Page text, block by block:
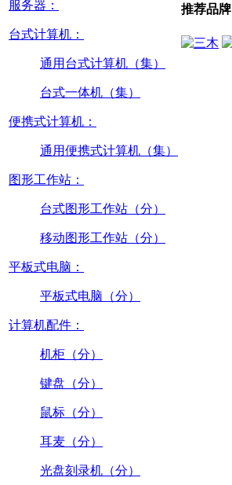
服务器：
台式计算机：
通用台式计算机（集）
台式一体机（集）
便携式计算机：
通用便携式计算机（集）
图形工作站：
台式图形工作站（分）
移动图形工作站（分）
平板式电脑：
平板式电脑（分）
计算机配件：
机柜（分）
键盘（分）
鼠标（分）
耳麦（分）
光盘刻录机（分）
推荐品牌